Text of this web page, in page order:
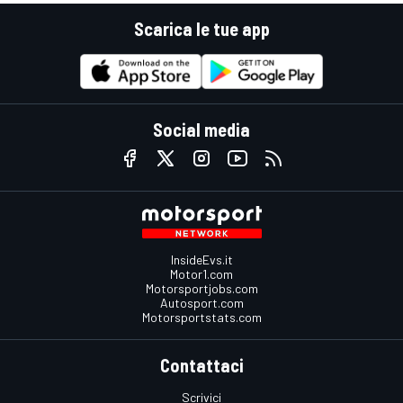
Scarica le tue app
Social media
InsideEvs.it
Motor1.com
Motorsportjobs.com
Autosport.com
Motorsportstats.com
Contattaci
Scrivici